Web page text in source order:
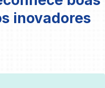
inovadores